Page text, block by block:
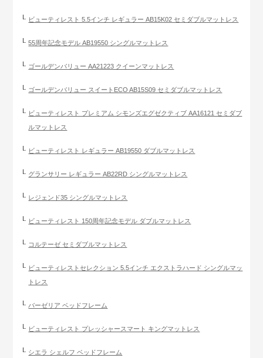
ビューティレスト 5.5インチ レギュラー AB15K02 セミダブルマットレス
55周年記念モデル AB19550 シングルマットレス
ゴールデンバリュー AA21223 クイーンマットレス
ゴールデンバリュー スイートECO AB15S09 セミダブルマットレス
ビューティレスト プレミアム シモンズエグゼクティブ AA16121 セミダブ
ルマットレス
ビューティレスト レギュラー AB19550 ダブルマットレス
グランサリー レギュラー AB22RD シングルマットレス
レジェンド35 シングルマットレス
ビューティレスト 150周年記念モデル ダブルマットレス
コルテーゼ セミダブルマットレス
ビューティレストセレクション 5.5インチ エクストラハード シングルマッ
トレス
バーゼリア ベッドフレーム
ビューティレスト プレッシャースマート キングマットレス
シエラ シェルフ ベッドフレーム